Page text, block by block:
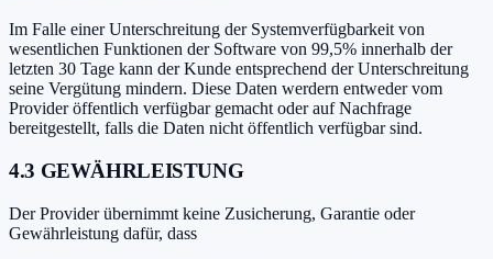
Im Falle einer Unterschreitung der Systemverfügbarkeit von
wesentlichen Funktionen der Software von 99,5% innerhalb der
letzten 30 Tage kann der Kunde entsprechend der Unterschreitung
seine Vergütung mindern. Diese Daten werdern entweder vom
Provider öffentlich verfügbar gemacht oder auf Nachfrage
bereitgestellt, falls die Daten nicht öffentlich verfügbar sind.
4.3 GEWÄHRLEISTUNG
Der Provider übernimmt keine Zusicherung, Garantie oder
Gewährleistung dafür, dass